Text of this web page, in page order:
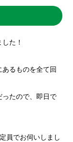
た！
るものを全て回
ったので、即日で
員でお伺いしまし